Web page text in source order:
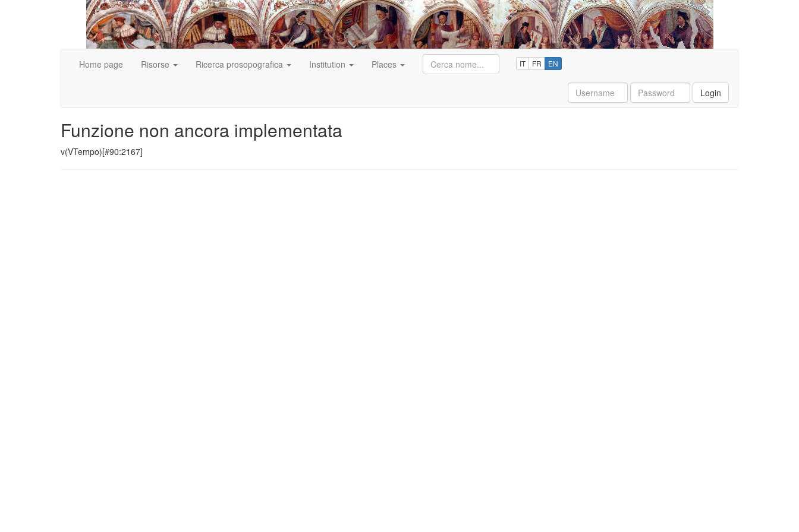
Home page Risorse Ricerca prosopografica Institution Places IT FR EN
Username Password Login
Funzione non ancora implementata
v(VTempo)[#90:2167]